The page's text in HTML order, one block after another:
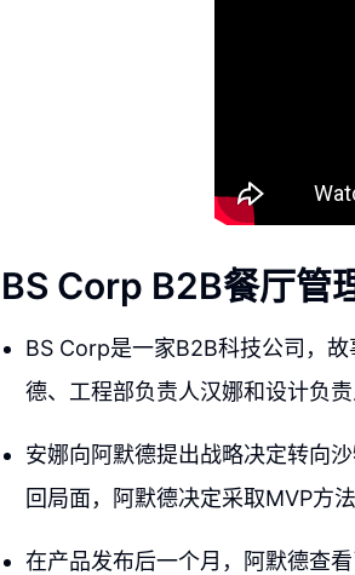
BS Corp B2B餐厅管
BS Corp是一家B2B科技公司，
德、工程部负责人汉娜和设计负责
安娜向阿默德提出战略决定转向
回局面，阿默德决定采取MVP方
在产品发布后一个月，阿默德查